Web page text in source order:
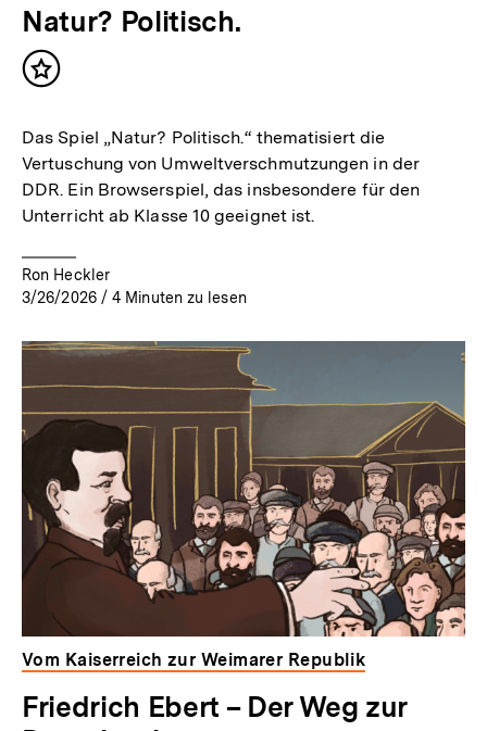
Natur? Politisch.
Inhalt
Das Spiel „Natur? Politisch.“ thematisiert die
Vertuschung von Umweltverschmutzungen in der
DDR. Ein Browserspiel, das insbesondere für den
Unterricht ab Klasse 10 geeignet ist.
Ron Heckler
3/26/2026 / 4 Minuten zu lesen
Vom Kaiserreich zur Weimarer Republik
Friedrich Ebert – Der Weg zur